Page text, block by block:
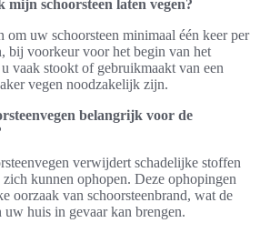
mijn schoorsteen laten vegen?
om uw schoorsteen minimaal één keer per
bij voorkeur voor het begin van het
vaak stookt of gebruikmaakt van een
vegen noodzakelijk zijn.
belangrijk voor de
verwijdert schadelijke stoffen
zich kunnen ophopen. Deze ophopingen
oorzaak van schoorsteenbrand, wat de
huis in gevaar kan brengen.